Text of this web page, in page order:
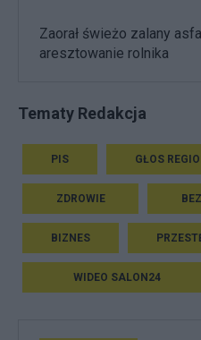
Zaorał świeżo zalany
aresztowanie rolnika
Tematy Redakcja
PIS GŁOS
ZDROWIE
BIZNES
WIDEO SALON24